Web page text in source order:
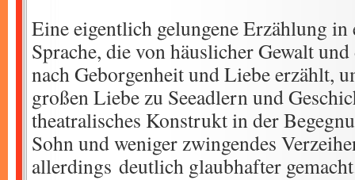
Eine eigentlich gelungene Erzählung
Sprache, die von häuslicher Gewalt
nach Geborgenheit und Liebe erzählt,
großen Liebe zu Seeadlern und
theatralisches Konstrukt in der
Sohn und weniger zwingendes
allerdings deutlich glaubhafter